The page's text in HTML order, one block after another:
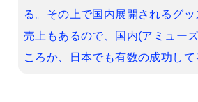
る。その上で国内展開されるグ
売上もあるので、国内(アミュー
ころか、日本でも有数の成功して